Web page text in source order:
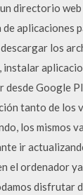
directorio
aplicaciones
los
instalar
desde Google
tanto de los
los mismos
ir
el ordenador
disfrutar